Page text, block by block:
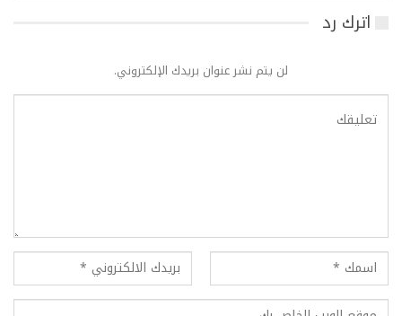
اترك رد
لن يتم نشر عنوان بريدك الإلكتروني.